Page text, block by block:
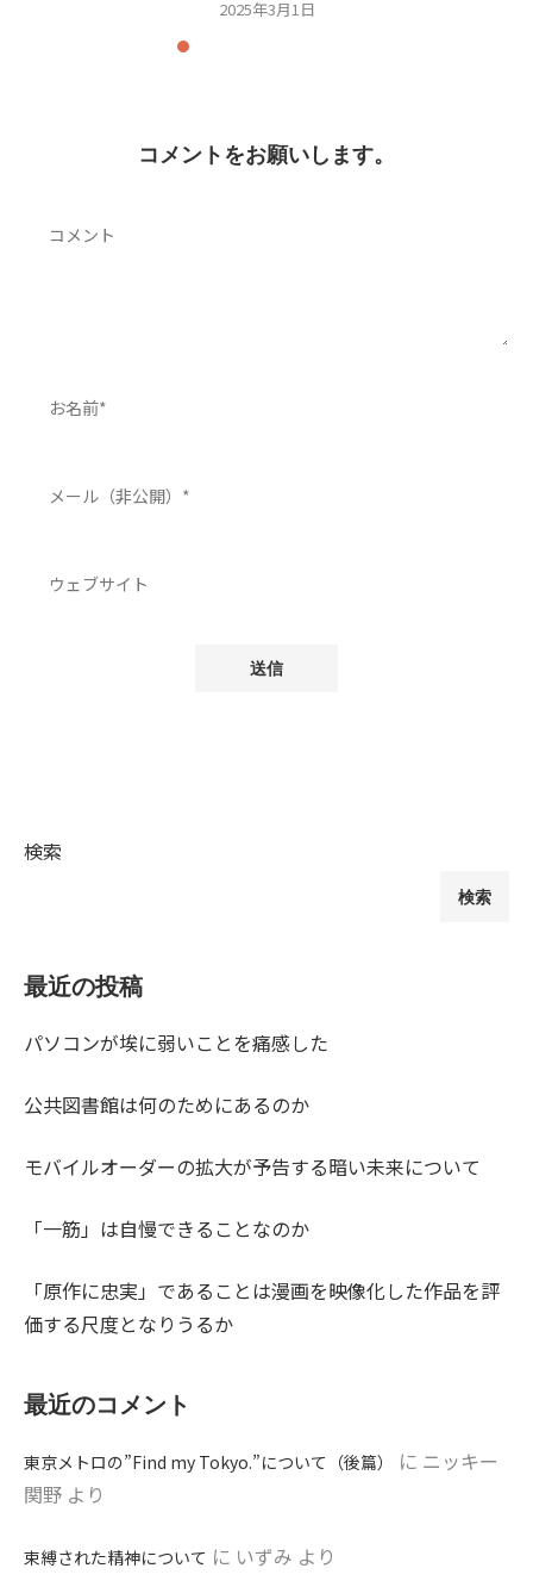
2025年3月1日
コメントをお願いします。
検索
検索
最近の投稿
パソコンが埃に弱いことを痛感した
公共図書館は何のためにあるのか
モバイルオーダーの拡大が予告する暗い未来について
「一筋」は自慢できることなのか
「原作に忠実」であることは漫画を映像化した作品を評
価する尺度となりうるか
最近のコメント
東京メトロの”Find my Tokyo.”について（後篇） に ニッキー
関野 より
束縛された精神について に いずみ より